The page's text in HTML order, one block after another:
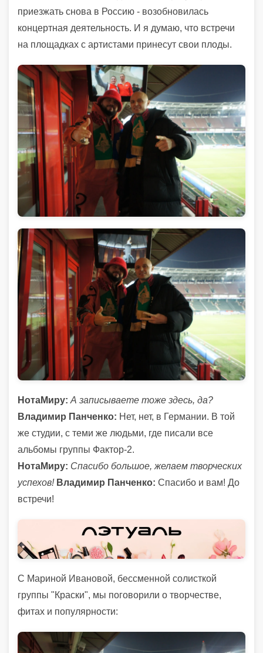
приезжать снова в Россию - возобновилась
концертная деятельность. И я думаю, что встречи
на площадках с артистами принесут свои плоды.
НотаМиру: А записываете тоже здесь, да?
Владимир Панченко: Нет, нет, в Германии. В той
же студии, с теми же людьми, где писали все
альбомы группы Фактор-2.
НотаМиру: Спасибо большое, желаем творческих
успехов! Владимир Панченко: Спасибо и вам! До
встречи!
С Мариной Ивановой, бессменной солисткой
группы "Краски", мы поговорили о творчестве,
фитах и популярности: